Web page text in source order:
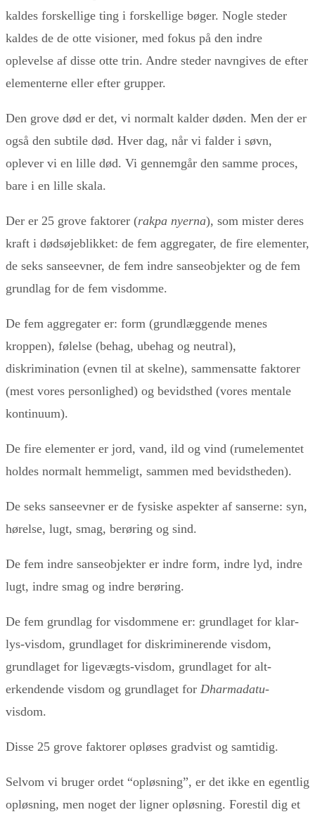
kaldes forskellige ting i forskellige bøger. Nogle steder
kaldes de de otte visioner, med fokus på den indre
oplevelse af disse otte trin. Andre steder navngives de efter
elementerne eller efter grupper.
Den grove død er det, vi normalt kalder døden. Men der er
også den subtile død. Hver dag, når vi falder i søvn,
oplever vi en lille død. Vi gennemgår den samme proces,
bare i en lille skala.
Der er 25 grove faktorer (rakpa nyerna), som mister deres
kraft i dødsøjeblikket: de fem aggregater, de fire elementer,
de seks sanseevner, de fem indre sanseobjekter og de fem
grundlag for de fem visdomme.
De fem aggregater er: form (grundlæggende menes
kroppen), følelse (behag, ubehag og neutral),
diskrimination (evnen til at skelne), sammensatte faktorer
(mest vores personlighed) og bevidsthed (vores mentale
kontinuum).
De fire elementer er jord, vand, ild og vind (rumelementet
holdes normalt hemmeligt, sammen med bevidstheden).
De seks sanseevner er de fysiske aspekter af sanserne: syn,
hørelse, lugt, smag, berøring og sind.
De fem indre sanseobjekter er indre form, indre lyd, indre
lugt, indre smag og indre berøring.
De fem grundlag for visdommene er: grundlaget for klar-
lys-visdom, grundlaget for diskriminerende visdom,
grundlaget for ligevægts-visdom, grundlaget for alt-
erkendende visdom og grundlaget for Dharmadatu-
visdom.
Disse 25 grove faktorer opløses gradvist og samtidig.
Selvom vi bruger ordet “opløsning”, er det ikke en egentlig
opløsning, men noget der ligner opløsning. Forestil dig et